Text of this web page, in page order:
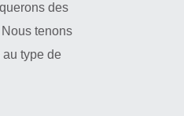
des
tenons
type de